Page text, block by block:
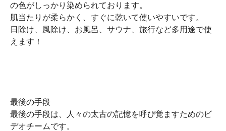
の色がしっかり染められております。
肌当たりが柔らかく、すぐに乾いて使いやすいです。
日除け、風除け、お風呂、サウナ、旅行など多用途で使
えます！
最後の手段
最後の手段は、人々の太古の記憶を呼び覚ますためのビ
デオチームです。